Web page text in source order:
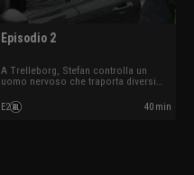
Episodio 2
A Trelleborg, Stefan controlla un
uomo nervoso che traporta diversi
norvegese non vuole perdere il suo
hashish.
E2 40 min